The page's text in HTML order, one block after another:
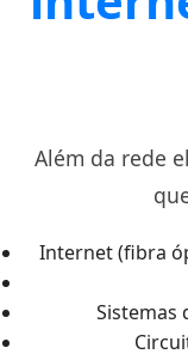
Além da rede
Internet (fibra
Sistemas